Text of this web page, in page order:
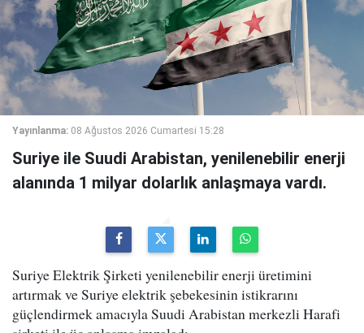
Yayınlanma: 08 Ağustos 2026 Cumartesi 15:28
Suriye ile Suudi Arabistan, yenilenebilir enerji
alanında 1 milyar dolarlık anlaşmaya vardı.
Suriye Elektrik Şirketi yenilenebilir enerji üretimini
artırmak ve Suriye elektrik şebekesinin istikrarını
güçlendirmek amacıyla Suudi Arabistan merkezli Harafi